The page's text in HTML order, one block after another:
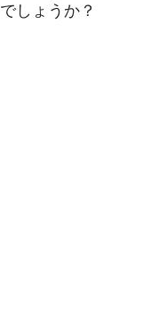
しょうか？